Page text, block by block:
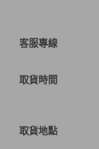
客服專線
取貨時間
取貨地點